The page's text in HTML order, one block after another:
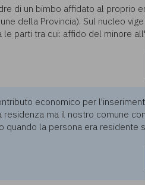
di un bimbo affidato al proprio
della Provincia). Sul nucleo vige
parti tra cui: affido del minore
economico per l'inserimento
ma il nostro comune
la persona era residente